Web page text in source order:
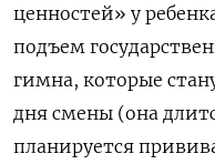
ценностей» у
подъем
гимна, которые
дня смены (она
планируется